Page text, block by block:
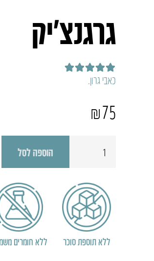
גרגנצ’יק
דורג5.00
כאבי גרון.
₪75
הוספה לסל
ללא תוספת סוכר ללא חומרים